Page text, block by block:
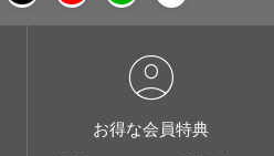
account_circle
お得な会員特典